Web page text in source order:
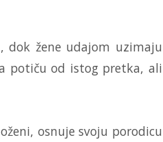
dok žene udajom uzimaju
potiču od istog pretka, ali
osnuje svoju porodicu